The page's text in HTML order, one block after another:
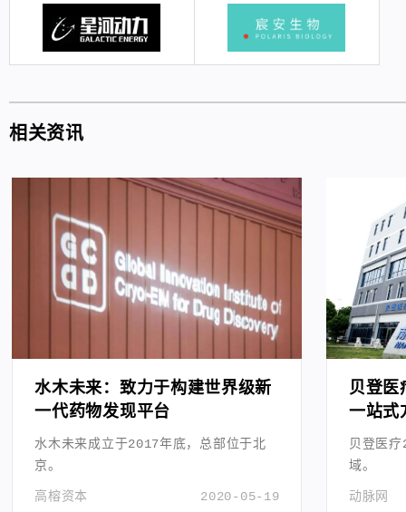
相关资讯
水木未来：致力于构建世界级新
一代药物发现平台
水木未来成立于2017年底，总部位于北
京。
2020-05-19
高榕资本
贝登医
一站式
贝登医
域。
动脉网